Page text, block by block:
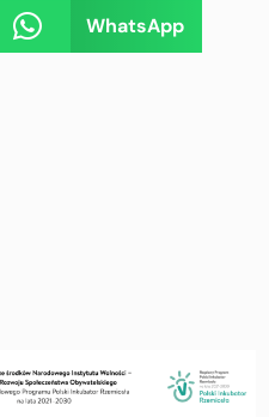
WhatsApp